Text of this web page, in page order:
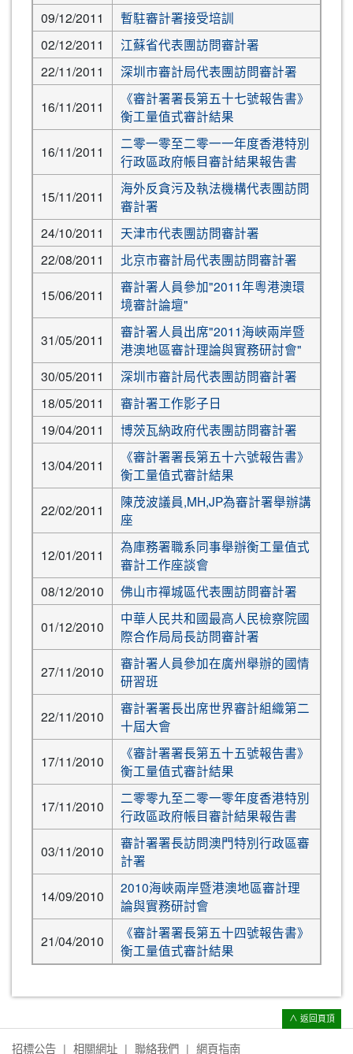
09/12/2011
暫駐審計署接受培訓
02/12/2011
江蘇省代表團訪問審計署
22/11/2011
深圳市審計局代表團訪問審計署
16/11/2011
《審計署署長第五十七號報告書》
衡工量值式審計結果
16/11/2011
二零一零至二零一一年度香港特別
行政區政府帳目審計結果報告書
15/11/2011
海外反貪污及執法機構代表團訪問
審計署
24/10/2011
天津市代表團訪問審計署
22/08/2011
北京市審計局代表團訪問審計署
15/06/2011
審計署人員參加"2011年粵港澳環
境審計論壇"
31/05/2011
審計署人員出席"2011海峽兩岸暨
港澳地區審計理論與實務研討會"
30/05/2011
深圳市審計局代表團訪問審計署
18/05/2011
審計署工作影子日
19/04/2011
博茨瓦納政府代表團訪問審計署
13/04/2011
《審計署署長第五十六號報告書》
衡工量值式審計結果
22/02/2011
陳茂波議員,MH,JP為審計署舉辦講
座
12/01/2011
為庫務署職系同事舉辦衡工量值式
審計工作座談會
08/12/2010
佛山市禪城區代表團訪問審計署
01/12/2010
中華人民共和國最高人民檢察院國
際合作局局長訪問審計署
27/11/2010
審計署人員參加在廣州舉辦的國情
研習班
22/11/2010
審計署署長出席世界審計組織第二
十屆大會
17/11/2010
《審計署署長第五十五號報告書》
衡工量值式審計結果
17/11/2010
二零零九至二零一零年度香港特別
行政區政府帳目審計結果報告書
03/11/2010
審計署署長訪問澳門特別行政區審
計署
14/09/2010
2010海峽兩岸暨港澳地區審計理
論與實務研討會
21/04/2010
《審計署署長第五十四號報告書》
衡工量值式審計結果
∧ 返回頁頂
招標公告 相關網址 聯絡我們 網頁指南